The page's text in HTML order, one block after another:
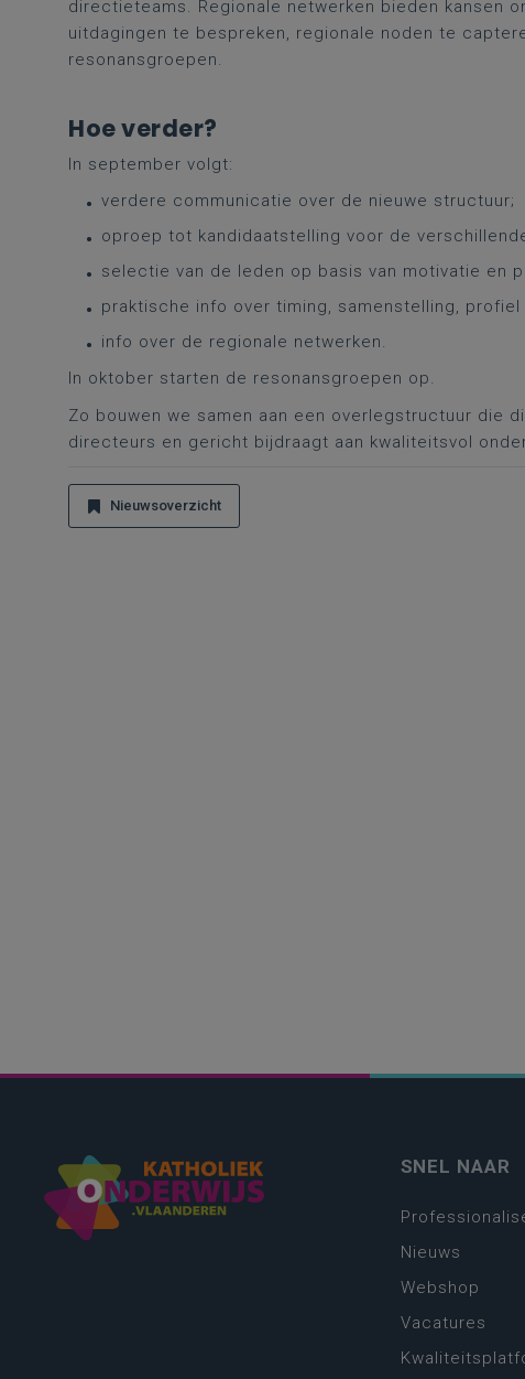
directieteams. Regionale netwerken bieden kansen
uitdagingen te bespreken, regionale noden te
resonansgroepen.
Hoe verder?
In september volgt:
verdere communicatie over de nieuwe structuur;
oproep tot kandidaatstelling voor de
selectie van de leden op basis van motivatie en
praktische info over timing, samenstelling,
info over de regionale netwerken.
In oktober starten de resonansgroepen op.
Zo bouwen we samen aan een overlegstructuur die
directeurs en gericht bijdraagt aan kwaliteitsvol
Nieuwsoverzicht
SNEL NAAR
Nieuws
Webshop
Vacatures